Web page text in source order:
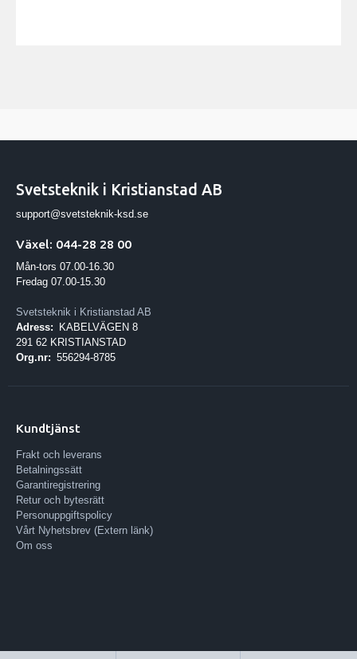
Svetsteknik i Kristianstad AB
support@svetsteknik-ksd.se
Växel: 044-28 28 00
Mån-tors 07.00-16.30
Fredag 07.00-15.30
Svetsteknik i Kristianstad AB
Adress:
KABELVÄGEN 8
291 62 KRISTIANSTAD
Org.nr: 556294-8785
Kundtjänst
Frakt och leverans
Betalningssätt
Garantiregistrering
Retur och bytesrätt
Personuppgiftspolicy
Vårt Nyhetsbrev (Extern länk)
Om oss